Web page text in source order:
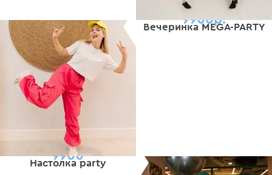
Вечеринка MEGA-PARTY
9900р.
Настолка party
9900